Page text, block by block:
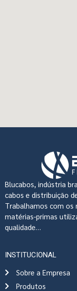
Blucabos, indústria
cabos e distribuição
Trabalhamos com os
matérias-primas
qualidade…
INSTITUCIONAL
Sobre a Empresa
Produtos